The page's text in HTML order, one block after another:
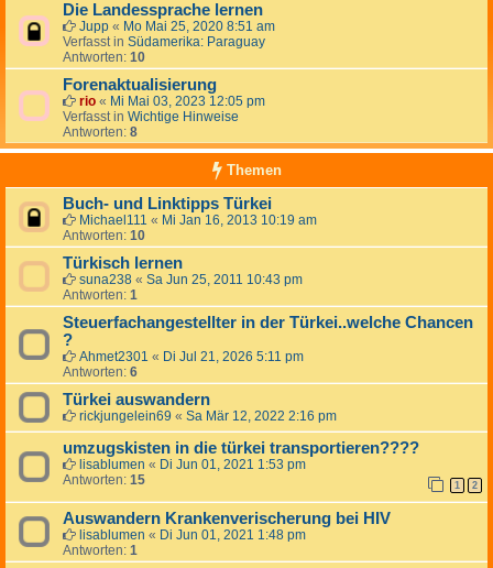
Die Landessprache lernen
Jupp « Mo Mai 25, 2020 8:51 am
Verfasst in Südamerika: Paraguay
Antworten: 10
Forenaktualisierung
rio « Mi Mai 03, 2023 12:05 pm
Verfasst in Wichtige Hinweise
Antworten: 8
Themen
Buch- und Linktipps Türkei
Michael111 « Mi Jan 16, 2013 10:19 am
Antworten: 10
Türkisch lernen
suna238 « Sa Jun 25, 2011 10:43 pm
Antworten: 1
Steuerfachangestellter in der Türkei..welche Chancen
?
Ahmet2301 « Di Jul 21, 2026 5:11 pm
Antworten: 6
Türkei auswandern
rickjungelein69 « Sa Mär 12, 2022 2:16 pm
umzugskisten in die türkei transportieren????
lisablumen « Di Jun 01, 2021 1:53 pm
Antworten: 15 1 2
Auswandern Krankenverischerung bei HIV
lisablumen « Di Jun 01, 2021 1:48 pm
Antworten: 1